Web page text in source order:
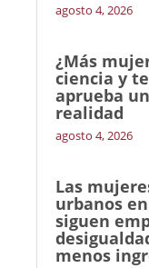
agosto 4, 2026
¿Más
ciencia y
aprueba
realidad
agosto 4, 2026
Las
urbanos
siguen
menos